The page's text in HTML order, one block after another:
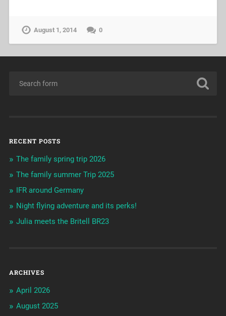
August 1, 2014 0
RECENT POSTS
The family spring trip 2026
The family summer Trip 2025
IFR around Germany
Night flying adventure and its perks!
Julia meets the Britell BR23
ARCHIVES
April 2026
August 2025